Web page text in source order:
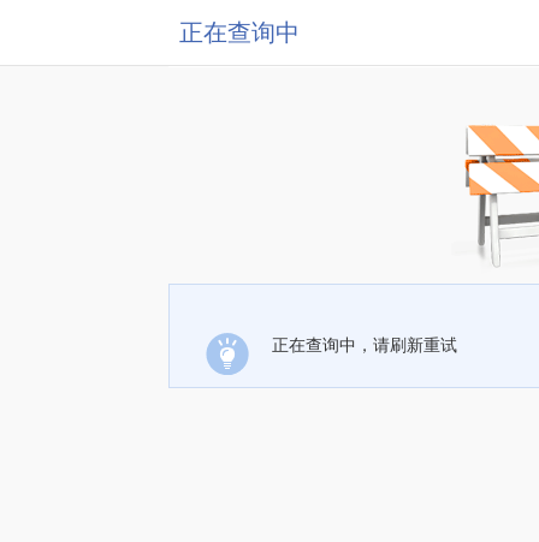
正在查询中
正在查询中，请刷新重试